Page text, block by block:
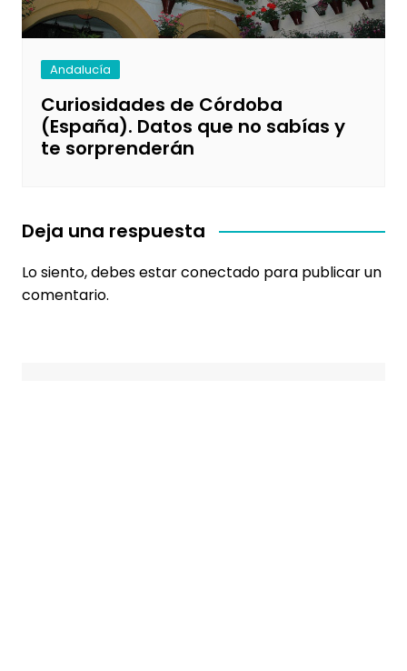
Andalucía
Curiosidades de Córdoba
(España). Datos que no sabías y
te sorprenderán
Deja una respuesta
Lo siento, debes estarconectadopara publicar un
comentario.